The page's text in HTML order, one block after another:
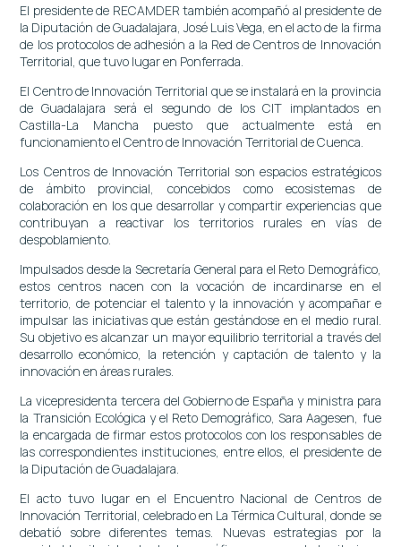
El presidente de RECAMDER también acompañó al presidente de
la Diputación de Guadalajara, José Luis Vega, en el acto de la firma
de los protocolos de adhesión a la Red de Centros de Innovación
Territorial, que tuvo lugar en Ponferrada.
El Centro de Innovación Territorial que se instalará en la provincia
de Guadalajara será el segundo de los CIT implantados en
Castilla-La Mancha puesto que actualmente está en
funcionamiento el Centro de Innovación Territorial de Cuenca.
Los Centros de Innovación Territorial son espacios estratégicos
de ámbito provincial, concebidos como ecosistemas de
colaboración en los que desarrollar y compartir experiencias que
contribuyan a reactivar los territorios rurales en vías de
despoblamiento.
Impulsados desde la Secretaría General para el Reto Demográfico,
estos centros nacen con la vocación de incardinarse en el
territorio, de potenciar el talento y la innovación y acompañar e
impulsar las iniciativas que están gestándose en el medio rural.
Su objetivo es alcanzar un mayor equilibrio territorial a través del
desarrollo económico, la retención y captación de talento y la
innovación en áreas rurales.
La vicepresidenta tercera del Gobierno de España y ministra para
la Transición Ecológica y el Reto Demográfico, Sara Aagesen, fue
la encargada de firmar estos protocolos con los responsables de
las correspondientes instituciones, entre ellos, el presidente de
la Diputación de Guadalajara.
El acto tuvo lugar en el Encuentro Nacional de Centros de
Innovación Territorial, celebrado en La Térmica Cultural, donde se
debatió sobre diferentes temas. Nuevas estrategias por la